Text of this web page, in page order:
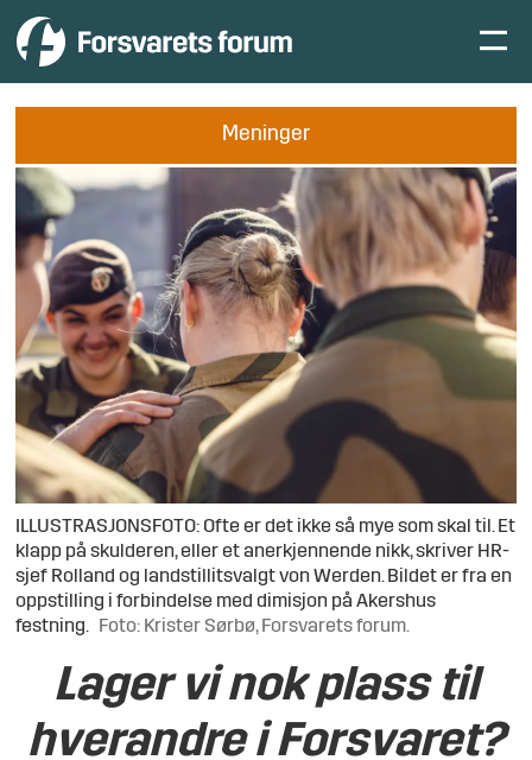
Meninger
ILLUSTRASJONSFOTO: Ofte er det ikke så mye som skal til. Et
klapp på skulderen, eller et anerkjennende nikk, skriver HR-
sjef Rolland og landstillitsvalgt von Werden. Bildet er fra en
oppstilling i forbindelse med dimisjon på Akershus
festning.
Foto: Krister Sørbø, Forsvarets forum.
Lager vi nok plass til
hverandre i Forsvaret?